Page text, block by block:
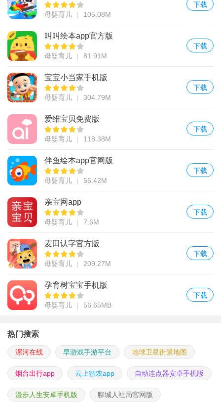
母婴育儿 105.08M
下载
叫叫绘本app官方版
母婴育儿 81.91M
下载
宝宝小当家手机版
母婴育儿 304.79M
下载
爱维宝贝免费版
母婴育儿 118.38M
下载
伴鱼绘本app官网版
母婴育儿 56.42M
下载
亲宝网app
母婴育儿 7.6M
下载
麦田认字官方版
母婴育儿 209.27M
下载
孕育树宝宝手机版
母婴育儿 56.65MB
下载
热门搜索
漯河在线 早游戏手游平台 地球卫星街景地图
烟台出行app 云上智农app 自动连点器安卓手机版
漫步人生安卓手机版 聊城人社局官网版